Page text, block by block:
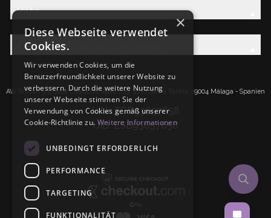
Hilfe
Entdecken Sie die AW-Familie
AW Artisan S.L.Calle Caleta de Velez n39, 41 PI Santa Tereza 29004 Málaga - Spanien
IdNr: ESB93657658
UID: ESB93657658
×
Diese Webseite verwendet
Cookies.
Wir verwenden Cookies, um die
Benutzerfreundlichkeit unserer Website zu
verbessern. Durch die weitere Nutzung
unserer Webseite stimmen Sie der
Verwendung von Cookies gemäß unserer
Cookie-Richtlinie zu. Weitere Informationen
UNBEDINGT ERFORDERLICH
PERFORMANCE
TARGETING
FUNKTIONALITÄT